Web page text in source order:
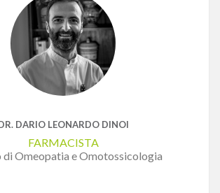
DARIO LEONARDO DINOI
FARMACISTA
di Omeopatia e Omotossicologia